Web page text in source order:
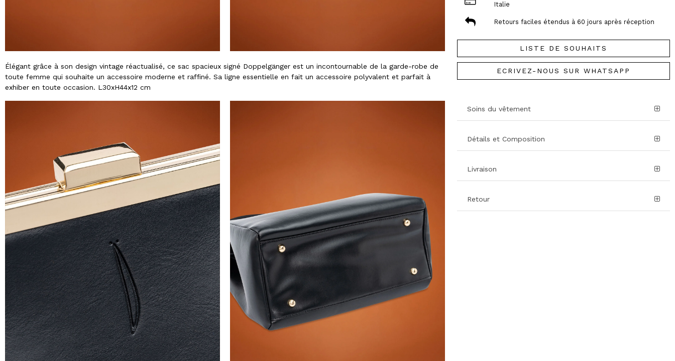
Élégant grâce à son design vintage réactualisé, ce sac spacieux signé Doppelgänger est un incontournable de la garde-robe de
toute femme qui souhaite un accessoire moderne et raffiné. Sa ligne essentielle en fait un accessoire polyvalent et parfait à
exhiber en toute occasion. L30xH44x12 cm
Italie
Retours faciles étendus à 60 jours après réception
LISTE DE SOUHAITS
ECRIVEZ-NOUS SUR WHATSAPP
Soins du vêtement
Détails et Composition
Livraison
Retour